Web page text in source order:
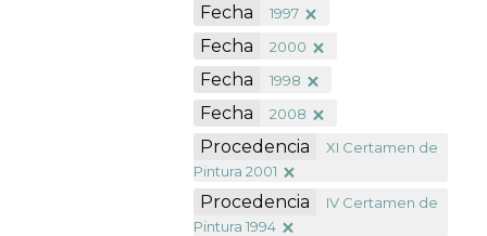
Fecha 1997
Fecha 2000
Fecha 1998
Fecha 2008
Procedencia
XI Certamen de
Pintura 2001
Procedencia
IV Certamen de
Pintura 1994